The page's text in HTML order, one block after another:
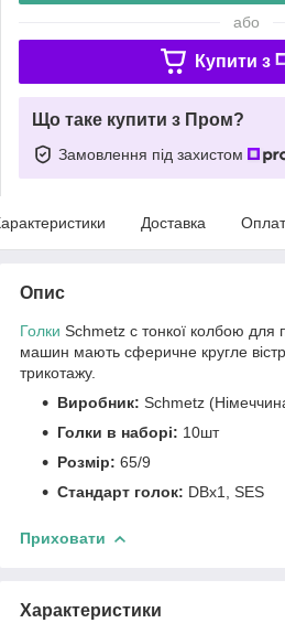
або
Купити з
Що таке купити з Пром?
Замовлення під захистом
Доставка
Опис
Голки Schmetz c тонкої колбою
машин мають сферичне кругле
трикотажу.
Виробник: Schmetz
Голки в наборі: 10шт
Розмір: 65/9
Стандарт голок: DBx1, SES
Приховати
Характеристики